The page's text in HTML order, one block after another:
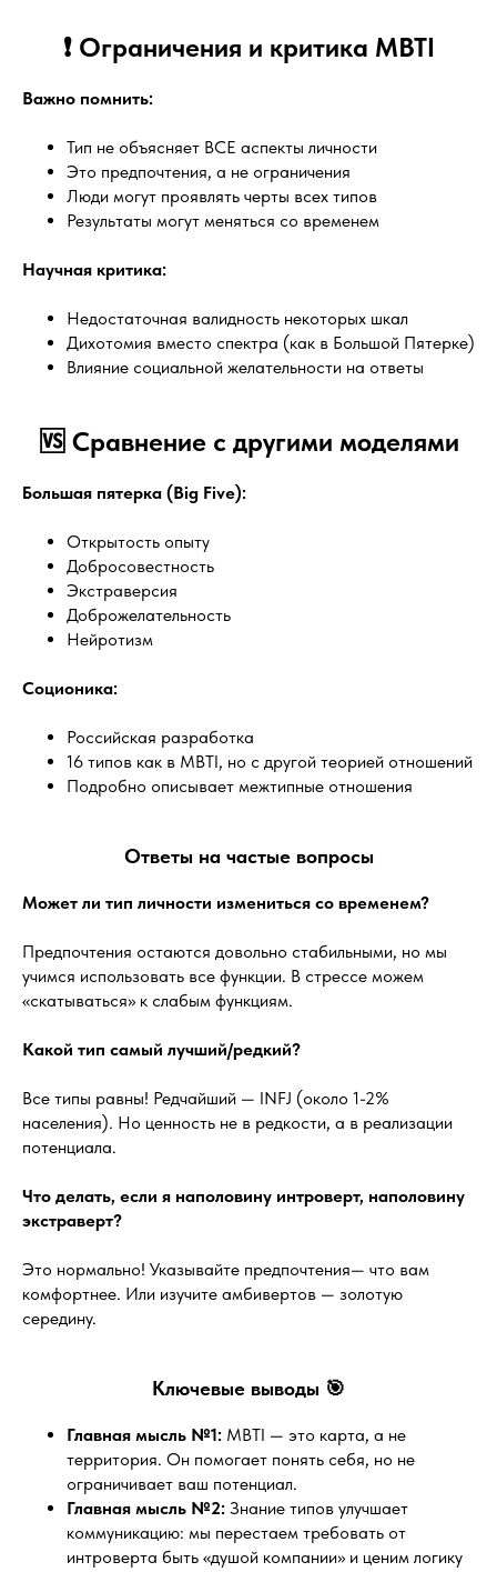
❗ Ограничения и критика MBTI
Важно помнить:
Тип не объясняет ВСЕ аспекты личности
Это предпочтения, а не ограничения
Люди могут проявлять черты всех типов
Результаты могут меняться со временем
Научная критика:
Недостаточная валидность некоторых шкал
Дихотомия вместо спектра (как в Большой Пятерке)
Влияние социальной желательности на ответы
🆚 Сравнение с другими моделями
Большая пятерка (Big Five):
Открытость опыту
Добросовестность
Экстраверсия
Доброжелательность
Нейротизм
Соционика:
Российская разработка
16 типов как в MBTI, но с другой теорией отношений
Подробно описывает межтипные отношения
Ответы на частые вопросы
Может ли тип личности измениться со временем?
Предпочтения остаются довольно стабильными, но мы
учимся использовать все функции. В стрессе можем
«скатываться» к слабым функциям.
Какой тип самый лучший/редкий?
Все типы равны! Редчайший — INFJ (около 1-2%
населения). Но ценность не в редкости, а в реализации
потенциала.
Что делать, если я наполовину интроверт, наполовину
экстраверт?
Это нормально! Указывайте предпочтения— что вам
комфортнее. Или изучите амбивертов — золотую
середину.
Ключевые выводы 🎯
Главная мысль №1: MBTI — это карта, а не
территория. Он помогает понять себя, но не
ограничивает ваш потенциал.
Главная мысль №2: Знание типов улучшает
коммуникацию: мы перестаем требовать от
интроверта быть «душой компании» и ценим логику